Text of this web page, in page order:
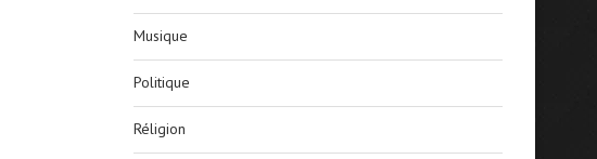
Musique
Politique
Réligion